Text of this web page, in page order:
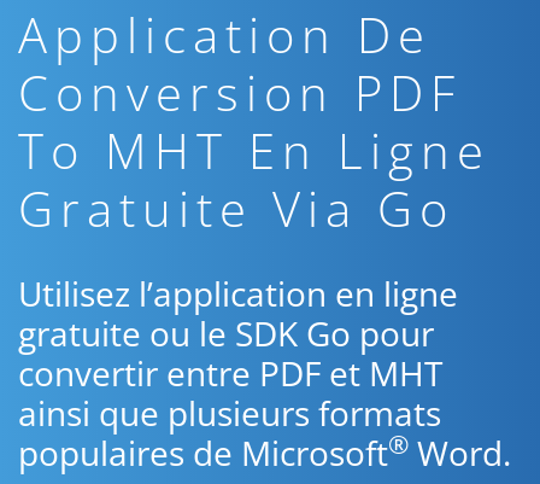
Application De
Conversion PDF
To MHT En Ligne
Gratuite Via Go
Utilisez l’application en ligne
gratuite ou le SDK Go pour
convertir entre PDF et MHT
ainsi que plusieurs formats
populaires de Microsoft® Word.